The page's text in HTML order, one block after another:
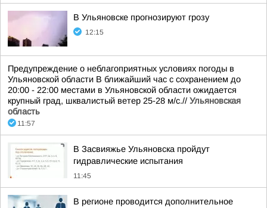
В Ульяновске прогнозируют грозу
12:15
Предупреждение о неблагоприятных условиях погоды в
Ульяновской области В ближайший час с сохранением до
20:00 - 22:00 местами в Ульяновской области ожидается
крупный град, шквалистый ветер 25-28 м/с.// Ульяновская
область
11:57
В Засвияжье Ульяновска пройдут
гидравлические испытания
11:45
В регионе проводится дополнительное